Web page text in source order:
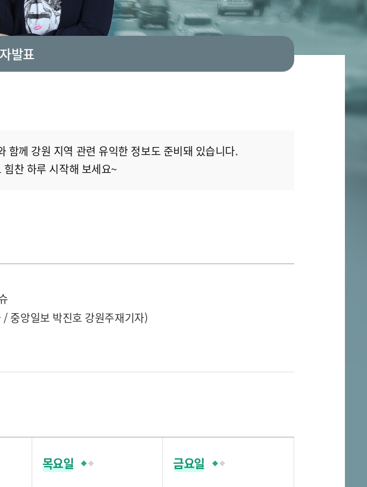
발표
함께 강원 지역 관련 유익한 정보도 준비돼 있습니다.
찬 하루 시작해 보세요~
중앙일보 박진호 강원주재기자)
목요일 금요일